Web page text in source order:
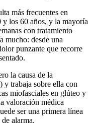
más frecuentes en
y los 60 años, y la mayoría
con tratamiento
mucho: desde una
punzante que recorre
la causa de la
y trabaja sobre ella con
miofasciales en glúteo y
valoración médica
ser una primera línea
alarma.